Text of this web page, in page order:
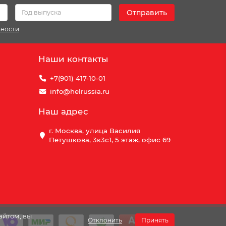
вы
Отклонить Принять
Отправить
Наши контакты
+7(901) 417-10-01
info@helrussia.ru
Наш адрес
г. Москва, улица Василия
Петушкова, 3к3c1, 5 этаж, офис 69